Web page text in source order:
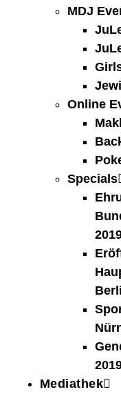
MDJ
Online
Specials
Mediathek